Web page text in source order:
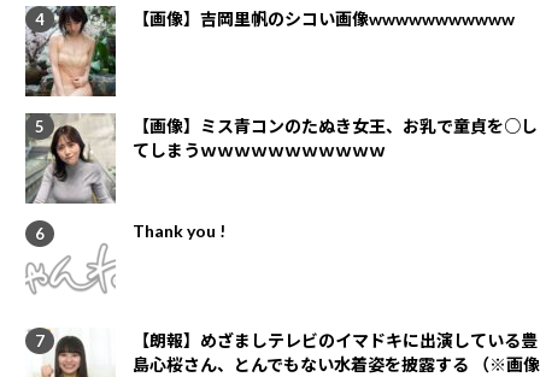
【画像】吉岡里帆のシコい画像wwwwwwwwwww
【画像】ミス青コンのたぬき女王、お乳で童貞を○し
てしまうｗｗｗｗｗｗｗｗｗｗｗ
Thank you !
【朗報】めざましテレビのイマドキに出演している豊
島心桜さん、とんでもない水着姿を披露する （※画像